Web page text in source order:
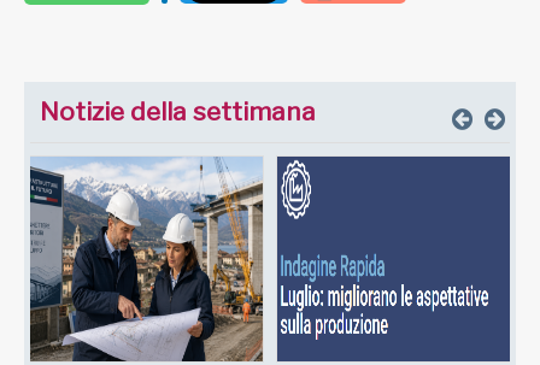
Notizie della settimana